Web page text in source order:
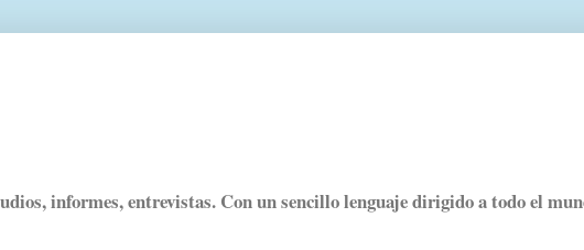
informes, entrevistas. Con un sencillo lenguaje dirigido a todo el